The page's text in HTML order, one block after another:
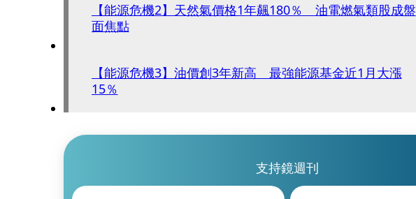
【能源危機2】天然氣價格1年飆180％ 油電燃氣類股成盤
面焦點
【能源危機3】油價創3年新高 最強能源基金近1月大漲
15％
支持鏡週刊